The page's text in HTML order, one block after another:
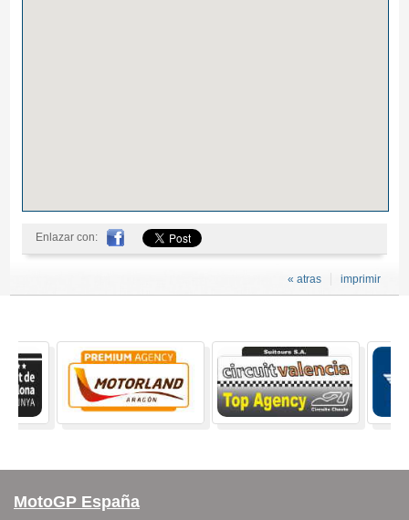
Enlazar con:
imprimir
« atras
MotoGP España